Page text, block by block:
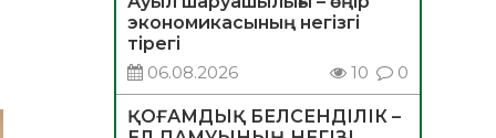
экономикасының негізгі
тірегі
06.08.2026
10 0
ҚОҒАМДЫҚ БЕЛСЕНДІЛІК –